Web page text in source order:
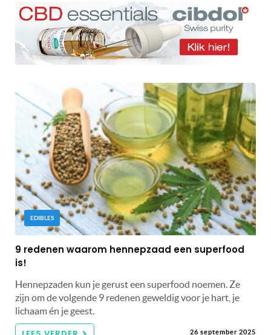
EDIBLES
9 redenen waarom hennepzaad een superfood
is!
Hennepzaden kun je gerust een superfood noemen. Ze
zijn om de volgende 9 redenen geweldig voor je hart, je
lichaam én je geest.
26 september 2025